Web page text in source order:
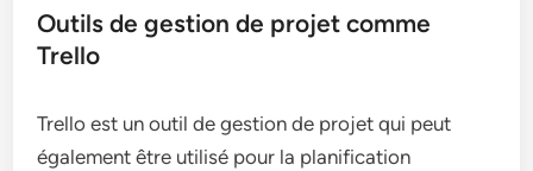
Outils de gestion de projet comme
Trello
Trello est un outil de gestion de projet qui peut
également être utilisé pour la planification